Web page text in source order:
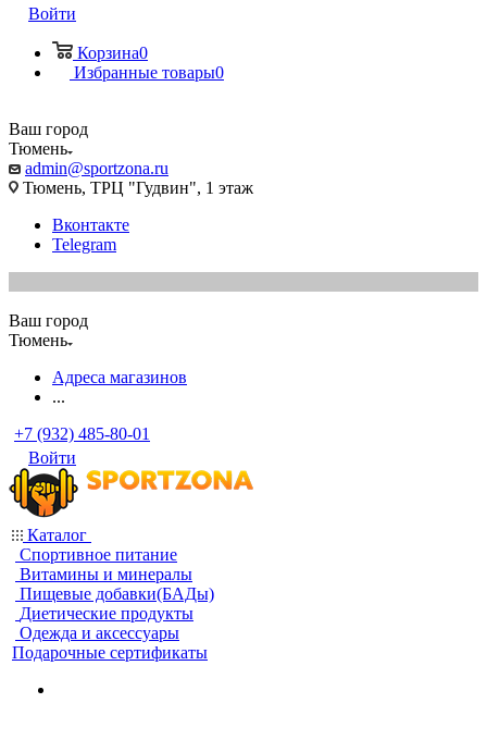
Войти
Корзина0
Избранные товары0
Ваш город
Тюмень
admin@sportzona.ru
Тюмень, ТРЦ "Гудвин", 1 этаж
Вконтакте
Telegram
Ваш город
Тюмень
Адреса магазинов
...
+7 (932) 485-80-01
Войти
Каталог
Спортивное питание
Витамины и минералы
Пищевые добавки(БАДы)
Диетические продукты
Одежда и аксессуары
Подарочные сертификаты